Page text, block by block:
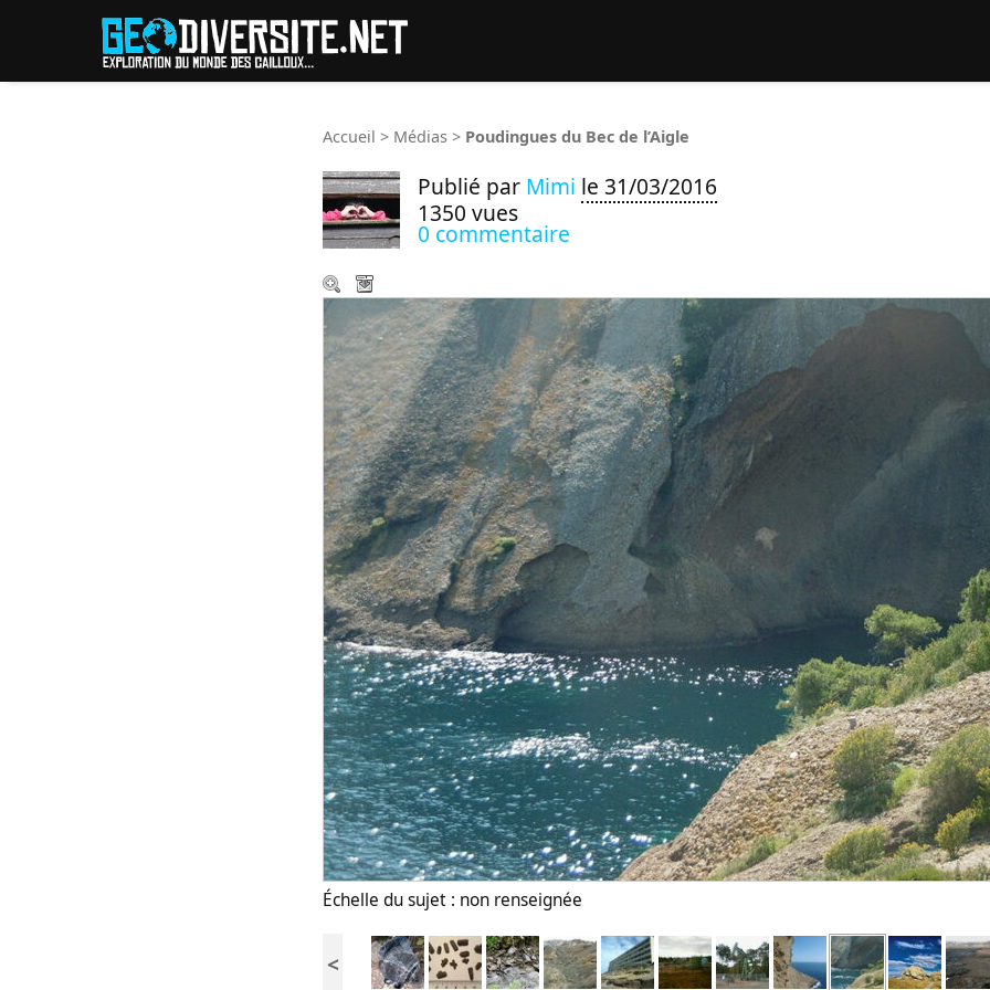
Accueil > Médias > Poudingues du Bec de l’Aigle
Publié par Mimi le 31/03/2016
1350 vues
0 commentaire
Échelle du sujet : non renseignée
<